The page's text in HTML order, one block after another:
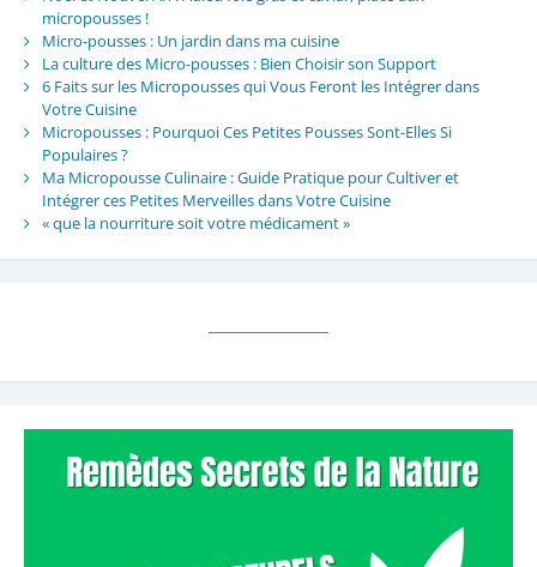
micropousses !
Micro-pousses : Un jardin dans ma cuisine
La culture des Micro-pousses : Bien Choisir son Support
6 Faits sur les Micropousses qui Vous Feront les Intégrer dans
Votre Cuisine
Micropousses : Pourquoi Ces Petites Pousses Sont-Elles Si
Populaires ?
Ma Micropousse Culinaire : Guide Pratique pour Cultiver et
Intégrer ces Petites Merveilles dans Votre Cuisine
« que la nourriture soit votre médicament »